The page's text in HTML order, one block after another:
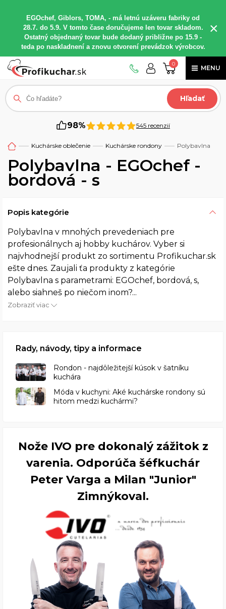
EGOchef, Giblors, TOMA, - má letnú uzáveru fabriky od
28.7. do 5.9. V tomto čase doručujeme len tovar skladom.
Ostatný objednaný tovar bude dodaný približne po 15.9 -
teda po naskladnení a znovu otvorení prevádzok výrobcov.
×
0
MENU
Hľadať
98% 545 recenzií
Kuchárske oblečenie Kuchárske rondony Polybavlna
Polybavlna - EGOchef -
bordová - s
Popis kategórie
Polybavlna v mnohých prevedeniach pre
profesionálnych aj hobby kuchárov. Vyber si
najvhodnejší produkt zo sortimentu Profikuchar.sk
ešte dnes. Zaujali ťa produkty z kategórie
Polybavlna s parametrami: EGOchef, bordová, s,
alebo siahneš po niečom inom?...
Zobraziť viac
Rady, návody, tipy a informace
Rondon - najdôležitejší kúsok v šatníku
kuchára
​Móda v kuchyni: Aké kuchárske rondony sú
hitom medzi kuchármi?
Nože IVO pre dokonalý zážitok z
varenia. Odporúča šéfkuchár
Peter Varga a Milan "Junior"
Zimnýkoval.